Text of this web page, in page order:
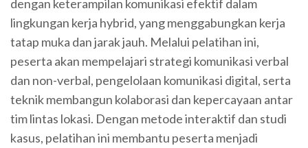
dengan keterampilan komunikasi efektif dalam
lingkungan kerja hybrid, yang menggabungkan kerja
tatap muka dan jarak jauh. Melalui pelatihan ini,
peserta akan mempelajari strategi komunikasi verbal
dan non-verbal, pengelolaan komunikasi digital, serta
teknik membangun kolaborasi dan kepercayaan antar
tim lintas lokasi. Dengan metode interaktif dan studi
kasus, pelatihan ini membantu peserta menjadi